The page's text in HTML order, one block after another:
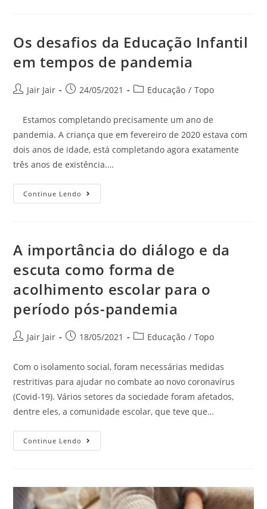
Os desafios da Educação Infantil
em tempos de pandemia
Jair Jair 24/05/2021 Educação / Topo
Estamos completando precisamente um ano de
pandemia. A criança que em fevereiro de 2020 estava com
dois anos de idade, está completando agora exatamente
três anos de existência.…
Continue Lendo
A importância do diálogo e da
escuta como forma de
acolhimento escolar para o
período pós-pandemia
Jair Jair 18/05/2021 Educação / Topo
Com o isolamento social, foram necessárias medidas
restritivas para ajudar no combate ao novo coronavírus
(Covid-19). Vários setores da sociedade foram afetados,
dentre eles, a comunidade escolar, que teve que…
Continue Lendo